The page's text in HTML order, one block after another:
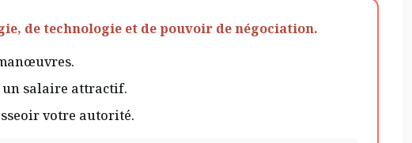
de technologie et de pouvoir de négociation.
un salaire attractif.
votre autorité.